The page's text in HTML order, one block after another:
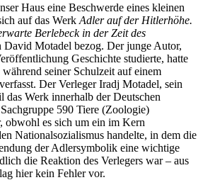
Haus eine Beschwerde eines kleinen
auf das Werk Adler auf der Hitlerhöhe.
Berlebeck in der Zeit des
David Motadel bezog. Der junge Autor,
Geschichte studierte, hatte
während seiner Schulzeit auf einem
Der Verleger Iradj Motadel, sein
das Werk innerhalb der Deutschen
590 Tiere (Zoologie)
obwohl es sich um ein im Kern
Nationalsozialismus handelte, in dem die
der Adlersymbolik eine wichtige
die Reaktion des Verlegers war – aus
hier kein Fehler vor.